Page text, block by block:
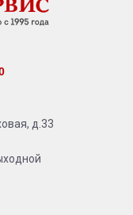
д.33